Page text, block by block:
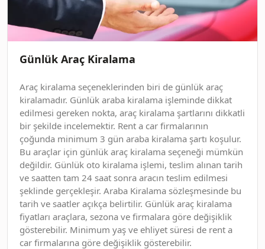
Günlük Araç Kiralama
Araç kiralama seçeneklerinden biri de günlük araç
kiralamadır. Günlük araba kiralama işleminde dikkat
edilmesi gereken nokta, araç kiralama şartlarını dikkatli
bir şekilde incelemektir. Rent a car firmalarının
çoğunda minimum 3 gün araba kiralama şartı koşulur.
Bu araçlar için günlük araç kiralama seçeneği mümkün
değildir. Günlük oto kiralama işlemi, teslim alınan tarih
ve saatten tam 24 saat sonra aracın teslim edilmesi
şeklinde gerçekleşir. Araba Kiralama sözleşmesinde bu
tarih ve saatler açıkça belirtilir. Günlük araç kiralama
fiyatları araçlara, sezona ve firmalara göre değişiklik
gösterebilir. Minimum yaş ve ehliyet süresi de rent a
car firmalarına göre değişiklik gösterebilir.